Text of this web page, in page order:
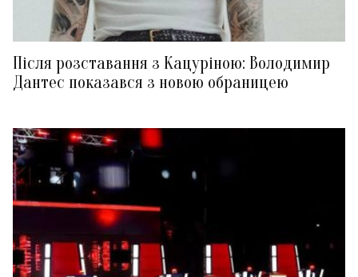
Після розставання з Кацуріною: Володимир
Дантес показався з новою обраницею